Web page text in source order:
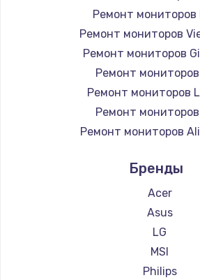
Ремонт мониторов
Ремонт мониторов
Ремонт мониторов
Ремонт мониторов
Ремонт мониторов
Ремонт
Ремонт мониторов
Ремонт мониторов
Ремонт мониторов
Ремонт мониторов
Ремонт мониторов
Ремонт мониторов
Ремонт
Бренды
Acer
Asus
LG
MSI
Philips